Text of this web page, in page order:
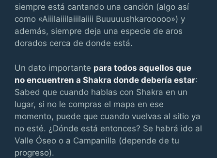
siempre está cantando una canción (algo así
como «Aiiilaiiilaiiilaiiii Buuuuushkarooooo») y
además, siempre deja una especie de aros
dorados cerca de donde está.
Un dato importante para todos aquellos que
no encuentren a Shakra donde debería estar:
Sabed que cuando hablas con Shakra en un
lugar, si no le compras el mapa en ese
momento, puede que cuando vuelvas al sitio ya
no esté. ¿Dónde está entonces? Se habrá ido al
Valle Óseo o a Campanilla (depende de tu
progreso).